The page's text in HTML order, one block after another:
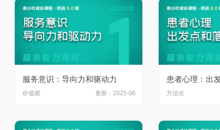
价值观 更新：2025-06
服务意识：导向力和驱动力
方法论
患者心理：出